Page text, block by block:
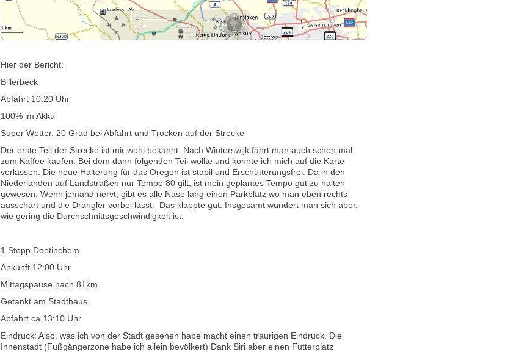
Hier der Bericht:
Billerbeck
Abfahrt 10:20 Uhr
100% im Akku
Super Wetter. 20 Grad bei Abfahrt und Trocken auf der Strecke
Der erste Teil der Strecke ist mir wohl bekannt. Nach Winterswijk fährt man auch schon mal
zum Kaffee kaufen. Bei dem dann folgenden Teil wollte und konnte ich mich auf die Karte
verlassen. Die neue Halterung für das Oregon ist stabil und Erschütterungsfrei. Da in den
Niederlanden auf Landstraßen nur Tempo 80 gilt, ist mein geplantes Tempo gut zu halten
gewesen. Wenn jemand nervt, gibt es alle Nase lang einen Parkplatz wo man eben rechts
ausschärt und die Drängler vorbei lässt. Das klappte gut. Insgesamt wundert man sich aber,
wie gering die Durchschnittsgeschwindigkeit ist.
1 Stopp Doetinchem
Ankunft 12:00 Uhr
Mittagspause nach 81km
Getankt am Stadthaus.
Abfahrt ca 13:10 Uhr
Eindruck: Also, was ich von der Stadt gesehen habe macht einen traurigen Eindruck. Die
Innenstadt (Fußgängerzone habe ich allein bevölkert) Dank Siri aber einen Futterplatz